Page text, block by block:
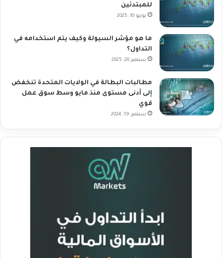
للمبتدئين
يونيو 10, 2025
ما هو مؤشر السيولة وكيف يتم استخدامه في
التداول؟
سبتمبر 20, 2025
مطالبات البطالة في الولايات المتحدة تنخفض
إلى أدنى مستوى منذ مايو وسط سوق عمل
قوي
سبتمبر 19, 2024